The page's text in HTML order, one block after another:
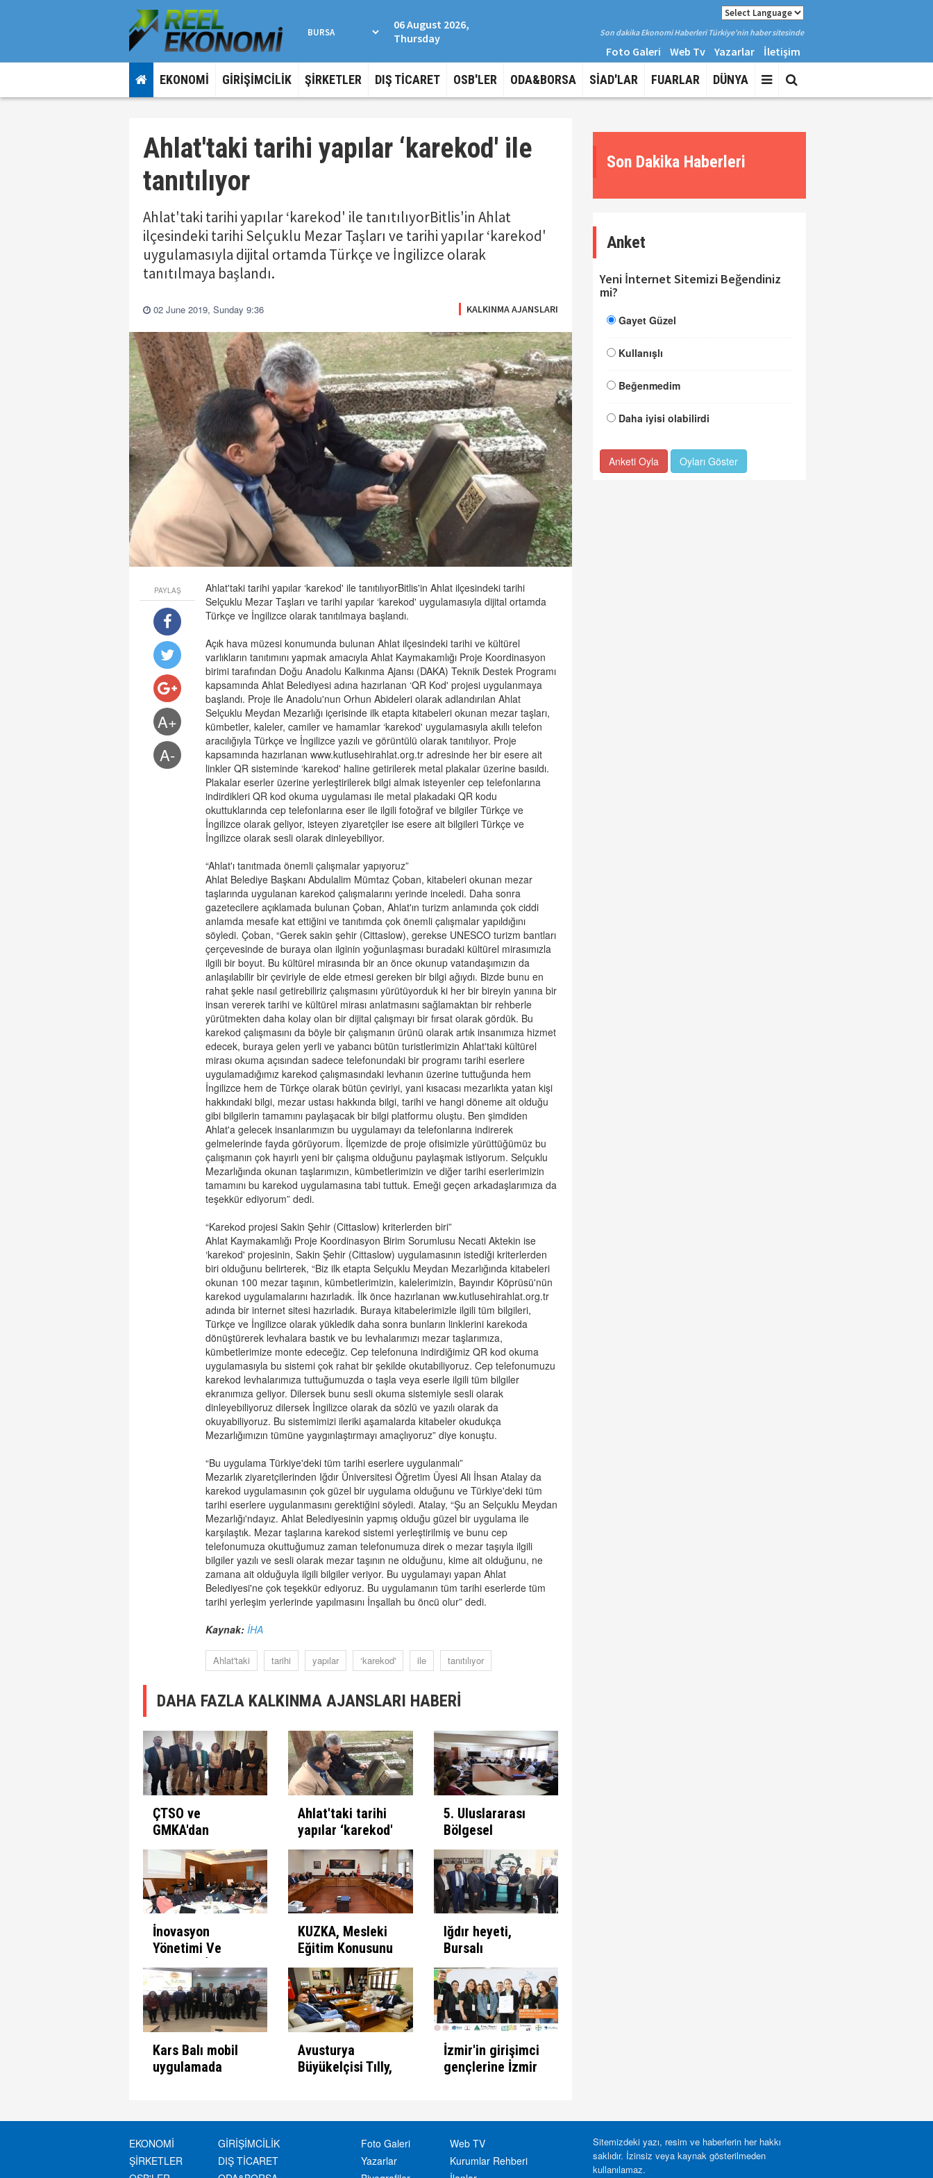
06 August 2026,
Thursday
Son dakika Ekonomi Haberleri Türkiye'nin haber sitesinde
Foto Galeri Web Tv Yazarlar İletişim
EKONOMİ GİRİŞİMCİLİK ŞİRKETLER DIŞ TİCARET OSB'LER ODA&BORSA SİAD'LAR FUARLAR DÜNYA
Ahlat'taki tarihi yapılar ‘karekod' ile
tanıtılıyor
Ahlat'taki tarihi yapılar ‘karekod' ile tanıtılıyorBitlis'in Ahlat
ilçesindeki tarihi Selçuklu Mezar Taşları ve tarihi yapılar ‘karekod'
uygulamasıyla dijital ortamda Türkçe ve İngilizce olarak
tanıtılmaya başlandı.
02 June 2019, Sunday 9:36 KALKINMA AJANSLARI
PAYLAŞ
A+
A-
Ahlat'taki tarihi yapılar ‘karekod' ile tanıtılıyorBitlis'in Ahlat ilçesindeki tarihi
Selçuklu Mezar Taşları ve tarihi yapılar ‘karekod' uygulamasıyla dijital ortamda
Türkçe ve İngilizce olarak tanıtılmaya başlandı.
Açık hava müzesi konumunda bulunan Ahlat ilçesindeki tarihi ve kültürel
varlıkların tanıtımını yapmak amacıyla Ahlat Kaymakamlığı Proje Koordinasyon
birimi tarafından Doğu Anadolu Kalkınma Ajansı (DAKA) Teknik Destek Programı
kapsamında Ahlat Belediyesi adına hazırlanan ‘QR Kod' projesi uygulanmaya
başlandı. Proje ile Anadolu'nun Orhun Abideleri olarak adlandırılan Ahlat
Selçuklu Meydan Mezarlığı içerisinde ilk etapta kitabeleri okunan mezar taşları,
kümbetler, kaleler, camiler ve hamamlar ‘karekod' uygulamasıyla akıllı telefon
aracılığıyla Türkçe ve İngilizce yazılı ve görüntülü olarak tanıtılıyor. Proje
kapsamında hazırlanan www.kutlusehirahlat.org.tr adresinde her bir esere ait
linkler QR sisteminde ‘karekod' haline getirilerek metal plakalar üzerine basıldı.
Plakalar eserler üzerine yerleştirilerek bilgi almak isteyenler cep telefonlarına
indirdikleri QR kod okuma uygulaması ile metal plakadaki QR kodu
okuttuklarında cep telefonlarına eser ile ilgili fotoğraf ve bilgiler Türkçe ve
İngilizce olarak geliyor, isteyen ziyaretçiler ise esere ait bilgileri Türkçe ve
İngilizce olarak sesli olarak dinleyebiliyor.
“Ahlat'ı tanıtmada önemli çalışmalar yapıyoruz”
Ahlat Belediye Başkanı Abdulalim Mümtaz Çoban, kitabeleri okunan mezar
taşlarında uygulanan karekod çalışmalarını yerinde inceledi. Daha sonra
gazetecilere açıklamada bulunan Çoban, Ahlat'ın turizm anlamında çok ciddi
anlamda mesafe kat ettiğini ve tanıtımda çok önemli çalışmalar yapıldığını
söyledi. Çoban, “Gerek sakin şehir (Cittaslow), gerekse UNESCO turizm bantları
çerçevesinde de buraya olan ilginin yoğunlaşması buradaki kültürel mirasımızla
ilgili bir boyut. Bu kültürel mirasında bir an önce okunup vatandaşımızın da
anlaşılabilir bir çeviriyle de elde etmesi gereken bir bilgi ağıydı. Bizde bunu en
rahat şekle nasıl getirebiliriz çalışmasını yürütüyorduk ki her bir bireyin yanına bir
insan vererek tarihi ve kültürel mirası anlatmasını sağlamaktan bir rehberle
yürütmekten daha kolay olan bir dijital çalışmayı bir fırsat olarak gördük. Bu
karekod çalışmasını da böyle bir çalışmanın ürünü olarak artık insanımıza hizmet
edecek, buraya gelen yerli ve yabancı bütün turistlerimizin Ahlat'taki kültürel
mirası okuma açısından sadece telefonundaki bir programı tarihi eserlere
uygulamadığımız karekod çalışmasındaki levhanın üzerine tuttuğunda hem
İngilizce hem de Türkçe olarak bütün çeviriyi, yani kısacası mezarlıkta yatan kişi
hakkındaki bilgi, mezar ustası hakkında bilgi, tarihi ve hangi döneme ait olduğu
gibi bilgilerin tamamını paylaşacak bir bilgi platformu oluştu. Ben şimdiden
Ahlat'a gelecek insanlarımızın bu uygulamayı da telefonlarına indirerek
gelmelerinde fayda görüyorum. İlçemizde de proje ofisimizle yürüttüğümüz bu
çalışmanın çok hayırlı yeni bir çalışma olduğunu paylaşmak istiyorum. Selçuklu
Mezarlığında okunan taşlarımızın, kümbetlerimizin ve diğer tarihi eserlerimizin
tamamını bu karekod uygulamasına tabi tuttuk. Emeği geçen arkadaşlarımıza da
teşekkür ediyorum” dedi.
“Karekod projesi Sakin Şehir (Cittaslow) kriterlerden biri”
Ahlat Kaymakamlığı Proje Koordinasyon Birim Sorumlusu Necati Aktekin ise
‘karekod' projesinin, Sakin Şehir (Cittaslow) uygulamasının istediği kriterlerden
biri olduğunu belirterek, “Biz ilk etapta Selçuklu Meydan Mezarlığında kitabeleri
okunan 100 mezar taşının, kümbetlerimizin, kalelerimizin, Bayındır Köprüsü'nün
karekod uygulamalarını hazırladık. İlk önce hazırlanan ww.kutlusehirahlat.org.tr
adında bir internet sitesi hazırladık. Buraya kitabelerimizle ilgili tüm bilgileri,
Türkçe ve İngilizce olarak yükledik daha sonra bunların linklerini karekoda
dönüştürerek levhalara bastık ve bu levhalarımızı mezar taşlarımıza,
kümbetlerimize monte edeceğiz. Cep telefonuna indirdiğimiz QR kod okuma
uygulamasıyla bu sistemi çok rahat bir şekilde okutabiliyoruz. Cep telefonumuzu
karekod levhalarımıza tuttuğumuzda o taşla veya eserle ilgili tüm bilgiler
ekranımıza geliyor. Dilersek bunu sesli okuma sistemiyle sesli olarak
dinleyebiliyoruz dilersek İngilizce olarak da sözlü ve yazılı olarak da
okuyabiliyoruz. Bu sistemimizi ileriki aşamalarda kitabeler okudukça
Mezarlığımızın tümüne yaygınlaştırmayı amaçlıyoruz” diye konuştu.
“Bu uygulama Türkiye'deki tüm tarihi eserlere uygulanmalı”
Mezarlık ziyaretçilerinden Iğdır Üniversitesi Öğretim Üyesi Ali İhsan Atalay da
karekod uygulamasının çok güzel bir uygulama olduğunu ve Türkiye'deki tüm
tarihi eserlere uygulanmasını gerektiğini söyledi. Atalay, “Şu an Selçuklu Meydan
Mezarlığı'ndayız. Ahlat Belediyesinin yapmış olduğu güzel bir uygulama ile
karşılaştık. Mezar taşlarına karekod sistemi yerleştirilmiş ve bunu cep
telefonumuza okuttuğumuz zaman telefonumuza direk o mezar taşıyla ilgili
bilgiler yazılı ve sesli olarak mezar taşının ne olduğunu, kime ait olduğunu, ne
zamana ait olduğuyla ilgili bilgiler veriyor. Bu uygulamayı yapan Ahlat
Belediyesi'ne çok teşekkür ediyoruz. Bu uygulamanın tüm tarihi eserlerde tüm
tarihi yerleşim yerlerinde yapılmasını İnşallah bu öncü olur” dedi.
Kaynak: İHA
Ahlat'taki tarihi yapılar ‘karekod' ile tanıtılıyor
DAHA FAZLA KALKINMA AJANSLARI HABERİ
ÇTSO ve
GMKA'dan
Yunanistan
Başkonsolosluğuna
Ziyaret
Ahlat'taki tarihi
yapılar ‘karekod'
ile tanıtılıyor
5. Uluslararası
Bölgesel
Kalkınma
Konferansı
İşbirliği Protokolü
İmzalandı
İnovasyon
Yönetimi Ve
Yenilikçi İş
Modeline Bakış
Çalıştayı
KUZKA, Mesleki
Eğitim Konusunu
Görüştü
Iğdır heyeti,
Bursalı
işadamlarıyla
görüştü
Kars Balı mobil
uygulamada
Avusturya
Büyükelçisi Tılly,
İzmir'in girişimci
gençlerine İzmir
Son Dakika Haberleri
Anket
Yeni İnternet Sitemizi Beğendiniz
mi?
Gayet Güzel
Kullanışlı
Beğenmedim
Daha iyisi olabilirdi
Anketi Oyla Oyları Göster
EKONOMİ
GİRİŞİMCİLİK
ŞİRKETLER
DIŞ TİCARET
Foto Galeri
Web TV
Yazarlar
Kurumlar Rehberi
Sitemizdeki yazı, resim ve haberlerin her hakkı
saklıdır. İzinsiz veya kaynak gösterilmeden
kullanılamaz.